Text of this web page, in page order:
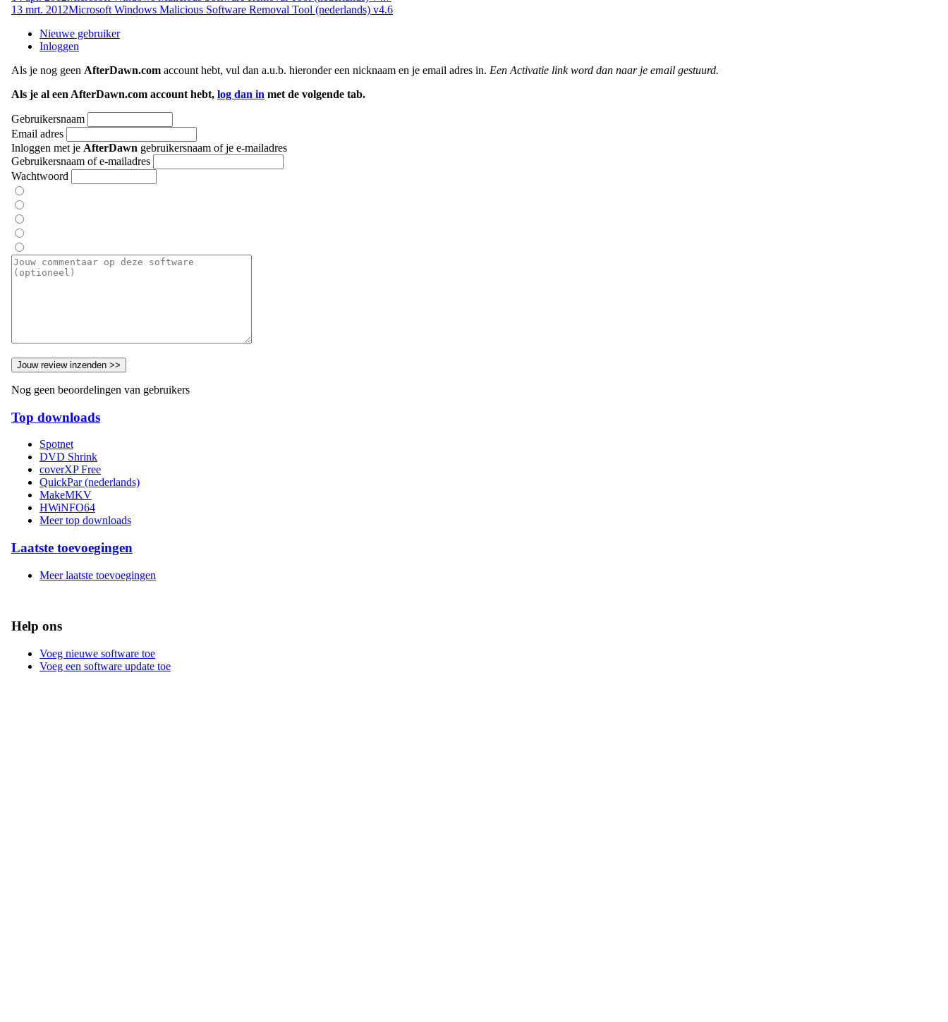
13 mrt. 2012Microsoft Windows Malicious Software Removal Tool (nederlands) v4.6
Nieuwe gebruiker
Inloggen
Als je nog geen AfterDawn.com account hebt, vul dan a.u.b. hieronder een nicknaam en je email adres in. Een Activatie link word dan naar je email gestuurd.
Als je al een AfterDawn.com account hebt, log dan in met de volgende tab.
Gebruikersnaam
Email adres
Inloggen met je AfterDawn gebruikersnaam of je e-mailadres
Gebruikersnaam of e-mailadres
Wachtwoord
Nog geen beoordelingen van gebruikers
Top downloads
Spotnet
DVD Shrink
coverXP Free
QuickPar (nederlands)
MakeMKV
HWiNFO64
Meer top downloads
Laatste toevoegingen
Meer laatste toevoegingen
Help ons
Voeg nieuwe software toe
Voeg een software update toe